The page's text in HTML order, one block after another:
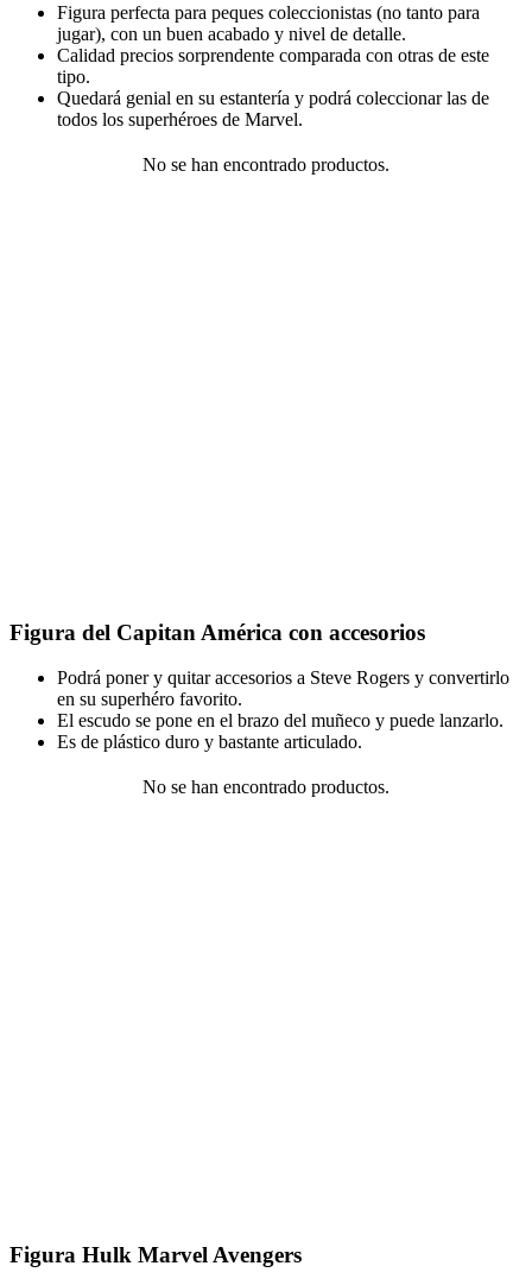
Figura perfecta para peques coleccionistas (no tanto para
jugar), con un buen acabado y nivel de detalle.
Calidad precios sorprendente comparada con otras de este
tipo.
Quedará genial en su estantería y podrá coleccionar las de
todos los superhéroes de Marvel.
No se han encontrado productos.
Figura del Capitan América con accesorios
Podrá poner y quitar accesorios a Steve Rogers y convertirlo
en su superhéro favorito.
El escudo se pone en el brazo del muñeco y puede lanzarlo.
Es de plástico duro y bastante articulado.
No se han encontrado productos.
Figura Hulk Marvel Avengers